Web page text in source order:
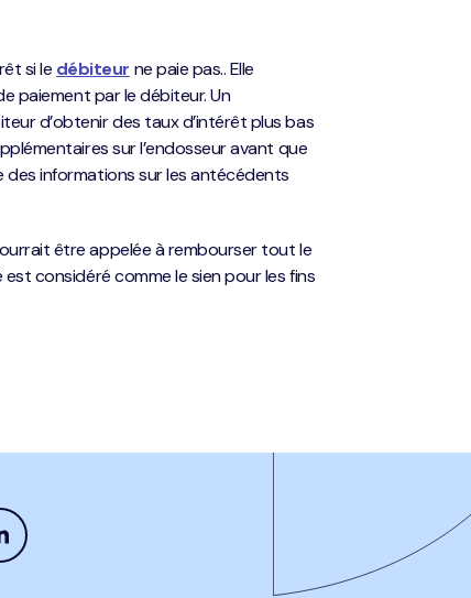
si le débiteur ne paie pas.. Elle
paiement par le débiteur. Un
d’obtenir des taux d’intérêt plus bas
sur l’endosseur avant que
informations sur les antécédents
être appelée à rembourser tout le
considéré comme le sien pour les fins